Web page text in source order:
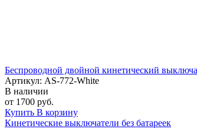
Беспроводной двойной кинетический
Артикул: AS-772-White
В наличии
от 1700 руб.
Купить В корзину
Кинетические выключатели без батареек